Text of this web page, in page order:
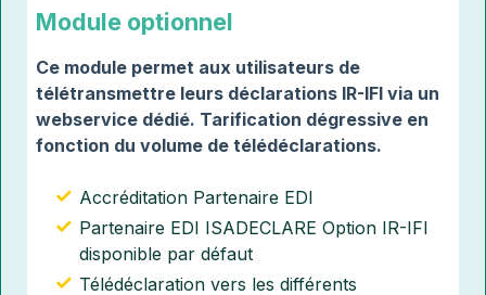
Module optionnel
Ce module permet aux utilisateurs de
télétransmettre leurs déclarations IR-IFI via un
webservice dédié. Tarification dégressive en
fonction du volume de télédéclarations.
Accréditation Partenaire EDI
Partenaire EDI ISADECLARE Option IR-IFI
disponible par défaut
Télédéclaration vers les différents